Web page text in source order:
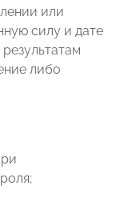
или
силу и дате
либо